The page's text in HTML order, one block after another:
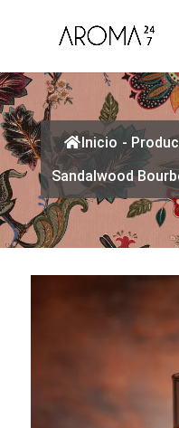
Inicio -
Sandalwood